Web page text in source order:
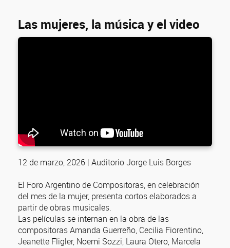
Las mujeres, la música y el video
12 de marzo, 2026 | Auditorio Jorge Luis Borges
El Foro Argentino de Compositoras, en celebración
del mes de la mujer, presenta cortos elaborados a
partir de obras musicales.
Las películas se internan en la obra de las
compositoras Amanda Guerreño, Cecilia Fiorentino,
Jeanette Fligler, Noemi Sozzi, Laura Otero, Marcela